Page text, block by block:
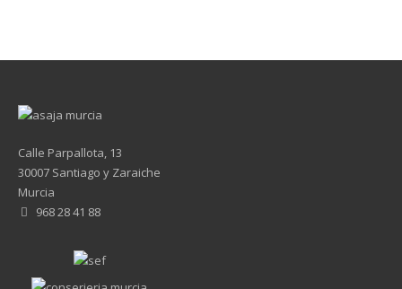
Calle Parpallota, 13
30007 Santiago y Zaraiche
Murcia
968 28 41 88